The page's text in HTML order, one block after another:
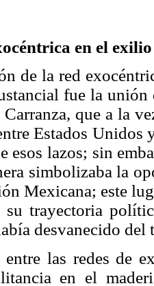
en el exilio
de la red
fue la
Carranza, que a la
Estados Unidos
esos lazos; sin
simbolizaba la
Mexicana; este
su trayectoria
desvanecido del
las redes de
en el